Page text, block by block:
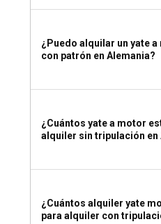
¿Puedo alquilar un yate
con patrón en Alemania?
¿Cuántos yate a motor
alquiler sin tripulación en
¿Cuántos alquiler yate
para alquiler con